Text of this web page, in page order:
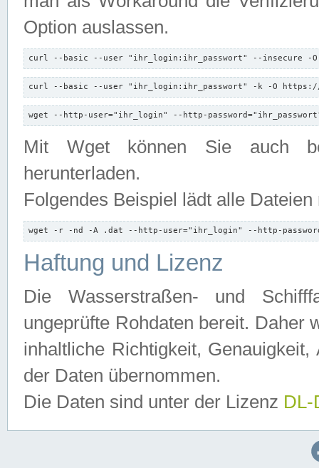
Option auslassen.
curl --basic --user "ihr_login:ihr_passwort" --insecure -
curl --basic --user "ihr_login:ihr_passwort" -k -O https://
wget --http-user="ihr_login" --http-
Mit Wget können Sie auch
herunterladen.
Folgendes Beispiel lädt alle
wget -r -nd -A .dat --http-user="ihr_login" --http-
Haftung und Lizenz
Die Wasserstraßen- und
ungeprüfte Rohdaten bereit. Daher
inhaltliche Richtigkeit,
der Daten übernommen.
Die Daten sind unter der Lizenz